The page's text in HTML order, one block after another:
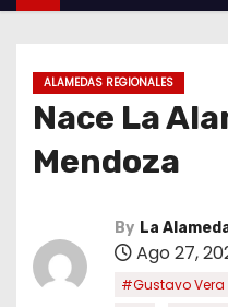
ALAMEDAS REGIONALES
Nace La
Mendoza
By La
Ago 27,
#Gustavo Vera